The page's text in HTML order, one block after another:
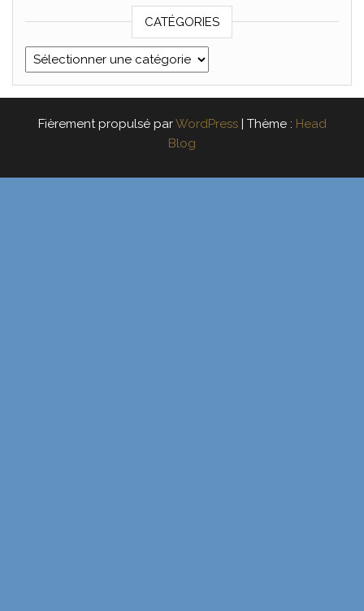
CATÉGORIES
Catégories
Fièrement propulsé parWordPress | Thème : Head
Blog